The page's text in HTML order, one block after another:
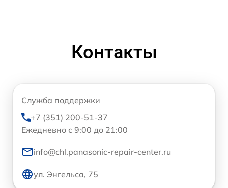
Контакты
Служба поддержки
+7 (351) 200-51-37
Ежедневно с 9:00 до 21:00
info@chl.panasonic-repair-center.ru
ул. Энгельса, 75